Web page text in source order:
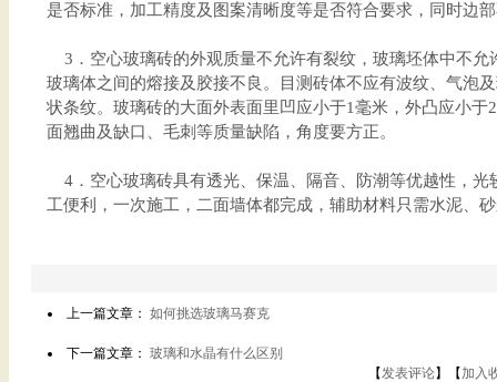
是否标准，加工精度及图案清晰度等是否符合要求，同时边
3．空心玻璃砖的外观质量不允许有裂纹，玻璃坯体中不允
玻璃体之间的熔接及胶接不良。目测砖体不应有波纹、气泡
状条纹。玻璃砖的大面外表面里凹应小于1毫米，外凸应小于
面翘曲及缺口、毛刺等质量缺陷，角度要方正。
4．空心玻璃砖具有透光、保温、隔音、防潮等优越性，光
工便利，一次施工，二面墙体都完成，辅助材料只需水泥、
上一篇文章： 如何挑选玻璃马赛克
下一篇文章： 玻璃和水晶有什么区别
【发表评论】【 加入